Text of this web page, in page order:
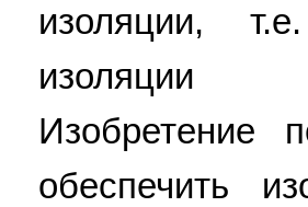
изоляции,
изоляции
Изобретение
обеспечить